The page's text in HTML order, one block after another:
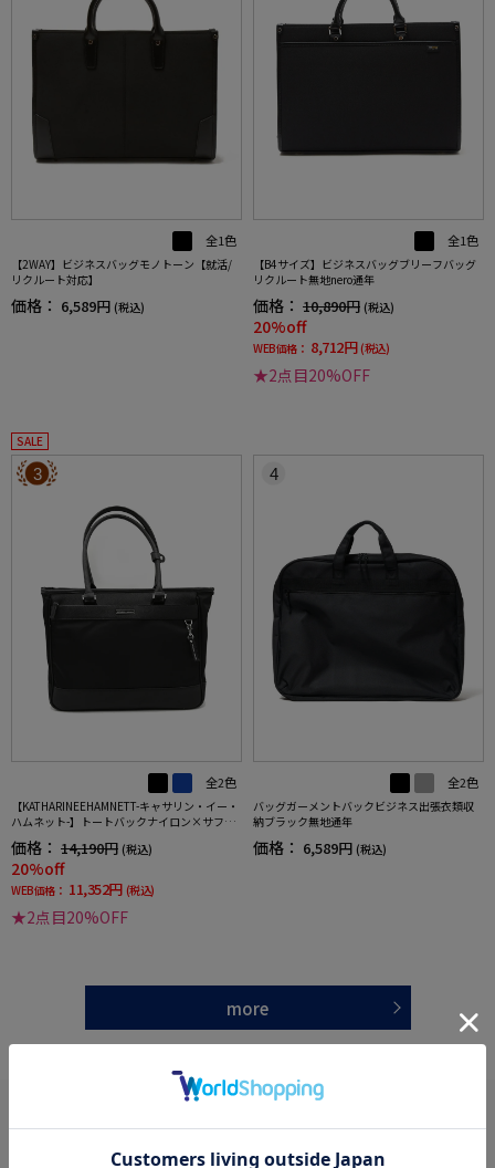
全1色
【2WAY】ビジネスバッグモノトーン【就活/
リクルート対応】
価格： 6,589円 (税込)
全1色
【B4サイズ】ビジネスバッグブリーフバッグ
リクルート無地nero通年
価格： 10,890円 (税込)
20%off
WEB価格： 8,712円 (税込)
★2点目20%OFF
SALE
3
全2色
【KATHARINEEHAMNETT-キャサリン・イー・
ハムネット-】トートバックナイロン×サフィ
価格： 14,190円 (税込)
20%off
WEB価格： 11,352円 (税込)
★2点目20%OFF
4
全2色
バッグガーメントバックビジネス出張衣類収
納ブラック無地通年
価格： 6,589円 (税込)
more
あなたへのおすすめ
RECOMMEND ITEM